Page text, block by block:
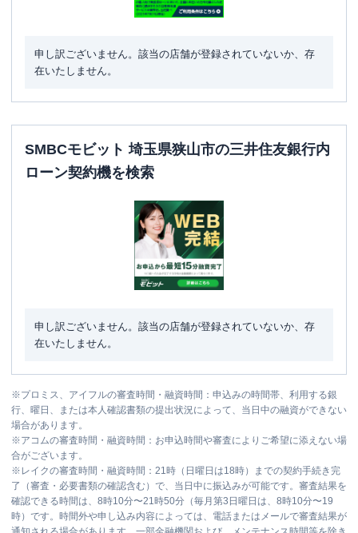
申し訳ございません。該当の店舗が登録されていないか、存
在いたしません。
SMBCモビット 埼玉県狭山市の三井住友銀行内
ローン契約機を検索
申し訳ございません。該当の店舗が登録されていないか、存
在いたしません。
※プロミス、アイフルの審査時間・融資時間：申込みの時間帯、利用する銀
行、曜日、または本人確認書類の提出状況によって、当日中の融資ができない
場合があります。
※アコムの審査時間・融資時間：お申込時間や審査によりご希望に添えない場
合がございます。
※ レイクの審査時間・融資時間：21時（日曜日は18時）までの契約手続き完
了（審査・必要書類の確認含む）で、当日中に振込みが可能です。審査結果を
確認できる時間は、8時10分〜21時50分（毎月第3日曜日は、8時10分〜19
時）です。時間外や申し込み内容によっては、電話またはメールで審査結果が